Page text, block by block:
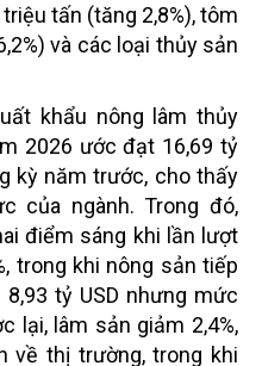
tấn (tăng 2,8%), tôm
và các loại thủy sản
khẩu nông lâm thủy
2026 ước đạt 16,69 tỷ
kỳ năm trước, cho thấy
của ngành. Trong đó,
điểm sáng khi lần lượt
trong khi nông sản tiếp
tỷ USD nhưng mức
lại, lâm sản giảm 2,4%,
về thị trường, trong khi